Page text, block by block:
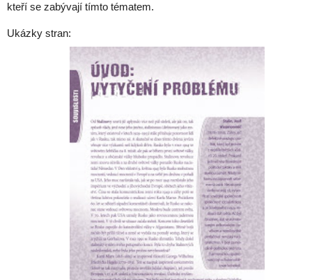
kteří se zabývají tímto tématem.
Ukázky stran: